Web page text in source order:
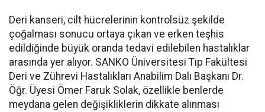
Deri kanseri, cilt hücrelerinin kontrolsüz şekilde
çoğalması sonucu ortaya çıkan ve erken teşhis
edildiğinde büyük oranda tedavi edilebilen hastalıklar
arasında yer alıyor. SANKO Üniversitesi Tıp Fakültesi
Deri ve Zührevi Hastalıkları Anabilim Dalı Başkanı Dr.
Öğr. Üyesi Ömer Faruk Solak, özellikle benlerde
meydana gelen değişikliklerin dikkate alınması